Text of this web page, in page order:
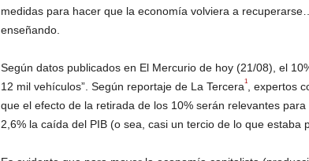
medidas para hacer que la economía volviera a
enseñando.
Según datos publicados en El Mercurio de hoy (21/08), el
12 mil vehículos”. Según reportaje de La Tercera1, expertos
que el efecto de la retirada de los 10% serán relevantes
2,6% la caída del PIB (o sea, casi un tercio de lo que estaba